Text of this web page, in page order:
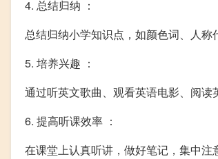
4. 总结归纳 ：
总结归纳小学知识点，如颜色词、人称
5. 培养兴趣 ：
通过听英文歌曲、观看英语电影、阅读
6. 提高听课效率 ：
在课堂上认真听讲，做好笔记，集中注